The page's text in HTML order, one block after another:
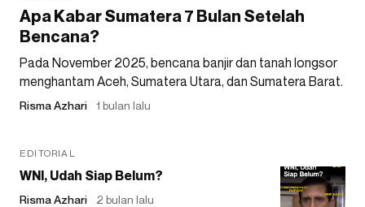
Apa Kabar Sumatera 7 Bulan Setelah
Bencana?
Pada November 2025, bencana banjir dan tanah longsor
menghantam Aceh, Sumatera Utara, dan Sumatera Barat.
Risma Azhari 1 bulan lalu
EDITORIAL
WNI, Udah Siap Belum?
Risma Azhari 2 bulan lalu